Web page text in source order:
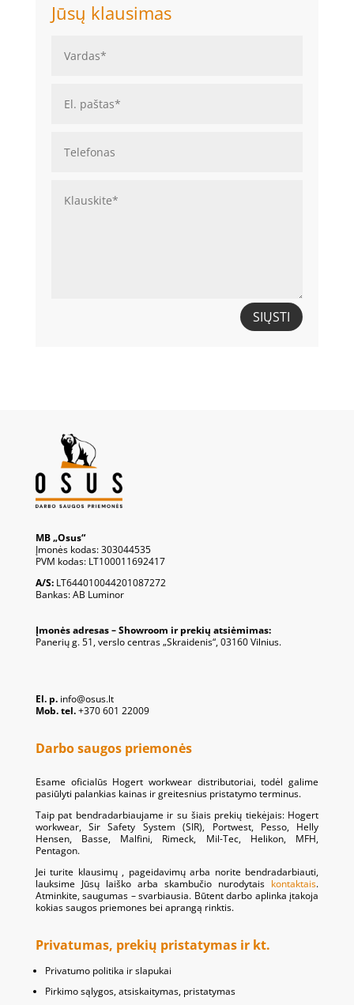
Jūsų klausimas
SIŲSTI
MB „Osus“
Įmonės kodas: 303044535
PVM kodas: LT100011692417
A/S:LT644010044201087272
Bankas: AB Luminor
Įmonės adresas – Showroom ir prekių atsiėmimas:
Panerių g. 51, verslo centras „Skraidenis“, 03160 Vilnius.
El. p.info@osus.lt
Mob. tel.+370 601 22009
Darbo saugos priemonės
Esame oficialūs Hogert workwear distributoriai, todėl galime
pasiūlyti palankias kainas ir greitesnius pristatymo terminus.
Taip pat bendradarbiaujame ir su šiais prekių tiekėjais: Hogert
workwear, Sir Safety System (SIR), Portwest, Pesso, Helly
Hensen, Basse, Malfini, Rimeck, Mil-Tec, Helikon, MFH,
Pentagon.
Jei turite klausimų , pageidavimų arba norite bendradarbiauti,
lauksime Jūsų laiško arba skambučio nurodytais kontaktais.
Atminkite, saugumas – svarbiausia. Būtent darbo aplinka įtakoja
kokias saugos priemones bei aprangą rinktis.
Privatumas, prekių pristatymas ir kt.
Privatumo politika ir slapukai
Pirkimo sąlygos, atsiskaitymas, pristatymas